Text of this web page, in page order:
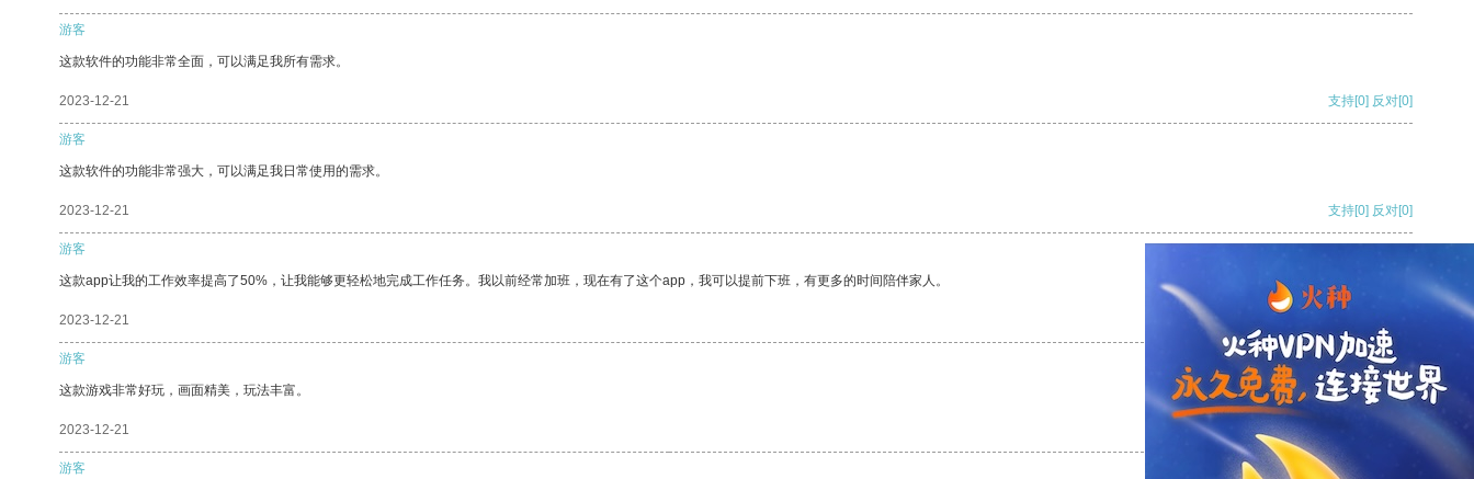
游客
这款软件的功能非常全面，可以满足我所有需求。
2023-12-21 支持[0] 反对[0]
游客
这款软件的功能非常强大，可以满足我日常使用的需求。
2023-12-21 支持[0] 反对[0]
游客
这款app让我的工作效率提高了50%，让我能够更轻松地完成工作任务。我以前经常加班，现在有了这个app，我可以提前下班，有更多的时间陪伴家人。
2023-12-21
游客
这款游戏非常好玩，画面精美，玩法丰富。
2023-12-21 反对
游客